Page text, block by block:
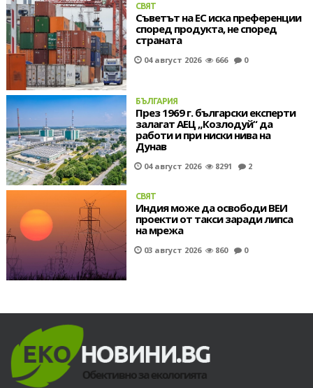
СВЯТ
Съветът на ЕС иска преференции
според продукта, не според
страната
04 август 2026 666 0
БЪЛГАРИЯ
През 1969 г. български експерти
залагат АЕЦ „Козлодуй“ да
работи и при ниски нива на
Дунав
04 август 2026 8291 2
СВЯТ
Индия може да освободи ВЕИ
проекти от такси заради липса
на мрежа
03 август 2026 860 0